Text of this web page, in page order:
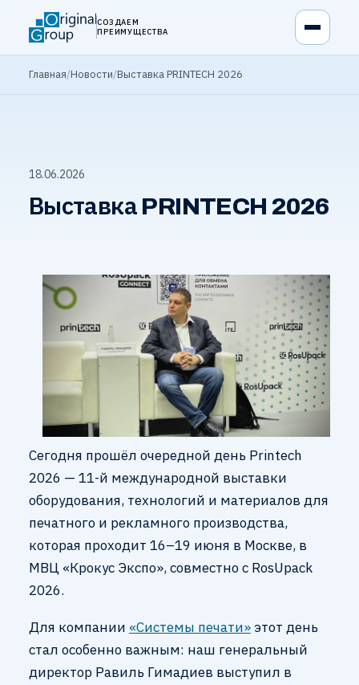
СОЗДАЕМ
ПРЕИМУЩЕСТВА
Главная/Новости/Выставка PRINTECH 2026
18.06.2026
Выставка PRINTECH 2026
Сегодня прошёл очередной день Printech
2026 — 11-й международной выставки
оборудования, технологий и материалов для
печатного и рекламного производства,
которая проходит 16–19 июня в Москве, в
МВЦ «Крокус Экспо», совместно с RosUpack
2026.
Для компании «Системы печати»этот день
стал особенно важным: наш генеральный
директор Равиль Гимадиев выступил в